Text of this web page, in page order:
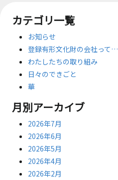
カテゴリ一覧
お知らせ
登録有形文化財の会社って…
わたしたちの取り組み
日々のできごと
華
月別アーカイブ
2026年7月
2026年6月
2026年5月
2026年4月
2026年2月